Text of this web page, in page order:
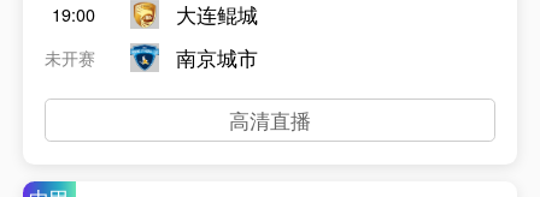
19:00
未开赛
大连鲲城
南京城市
高清直播